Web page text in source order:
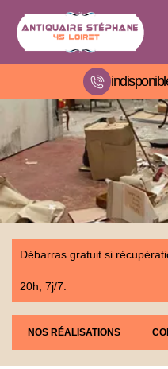
Débarras gratuit si
20h, 7j/7.
NOS RÉALISATIONS